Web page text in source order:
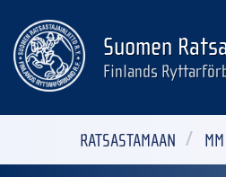
Suomen
Finlands
RATSASTAMAAN